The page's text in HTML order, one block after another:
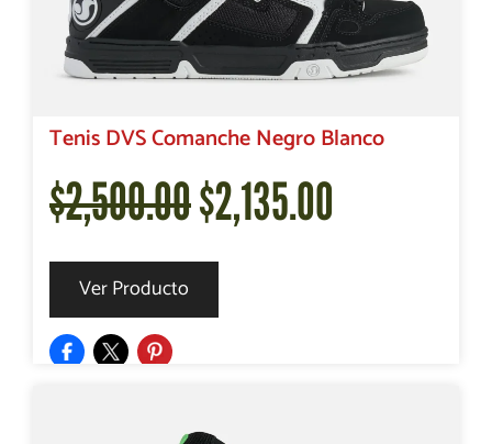
Tenis DVS Comanche Negro Blanco
$2,500.00El
precio
era:
$2,135.00
Ver Producto